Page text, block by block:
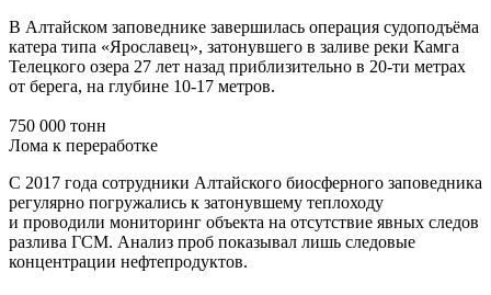
В Алтайском заповеднике завершилась операция судоподъёма
катера типа «Ярославец», затонувшего в заливе реки Камга
Телецкого озера 27 лет назад приблизительно в 20-ти метрах
от берега, на глубине 10-17 метров.
750 000 тонн
Лома к переработке
С 2017 года сотрудники Алтайского биосферного заповедника
регулярно погружались к затонувшему теплоходу
и проводили мониторинг объекта на отсутствие явных следов
разлива ГСМ. Анализ проб показывал лишь следовые
концентрации нефтепродуктов.